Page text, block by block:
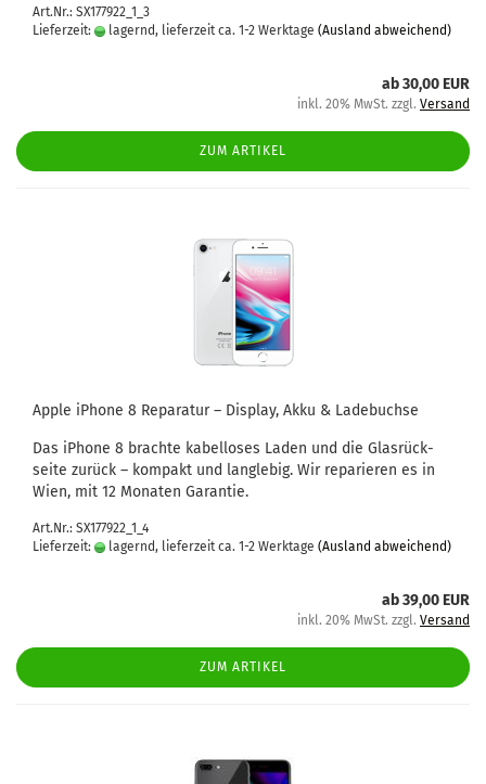
Art.Nr.: SX177922_1_3
Lieferzeit:
lagernd, lieferzeit ca. 1-2 Werktage (Ausland abweichend)
ab 30,00 EUR
inkl. 20% MwSt. zzgl. Versand
ZUM ARTIKEL
Apple iPho­ne 8 Re­pa­ra­tur – Dis­play, Akku & La­de­buch­se
Das iPho­ne 8 brach­te ka­bel­lo­ses Laden und die Glas­rück­
sei­te zu­rück – kom­pakt und lang­le­big. Wir re­pa­rie­ren es in
Wien, mit 12 Mo­na­ten Ga­ran­tie.
Art.Nr.: SX177922_1_4
Lieferzeit:
lagernd, lieferzeit ca. 1-2 Werktage (Ausland abweichend)
ab 39,00 EUR
inkl. 20% MwSt. zzgl. Versand
ZUM ARTIKEL